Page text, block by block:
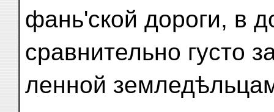
фань'ской дороги, в
сравнительно густо
ленной